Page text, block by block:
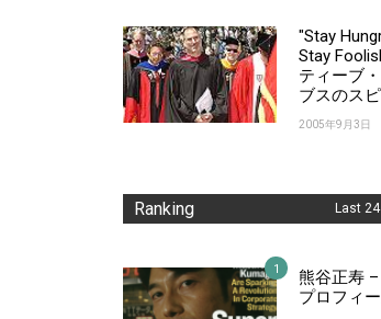
"Stay
Stay
ティーブ
ブスのス
2005年9月3日
Ranking Last
熊谷正寿
プロフィ